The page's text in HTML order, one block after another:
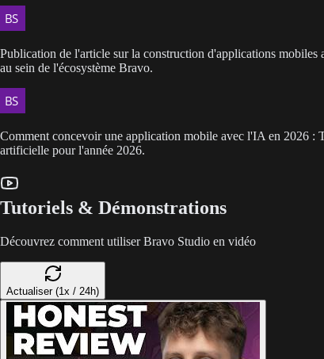
Publication de l'article sur la construction d'applications
au sein de l'écosystème Bravo.
Comment concevoir une application mobile avec l'IA en 2026 :
artificielle pour l'année 2026.
Tutoriels & Démonstrations
Découvrez comment utiliser Bravo Studio en vidéo
Actualiser (1x / 24h)